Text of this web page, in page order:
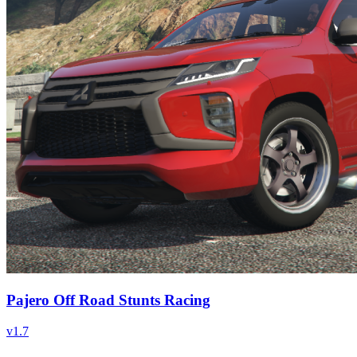
Pajero Off Road Stunts Racing
v1.7